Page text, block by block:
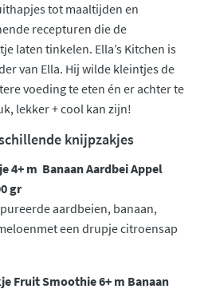
tot maaltijden en
recepturen die de
laten tinkelen. Ella’s Kitchen is
van Ella. Hij wilde kleintjes de
voeding te eten én er achter te
lekker + cool kan zijn!
knijpzakjes
4+ m Banaan Aardbei Appel
gr
aardbeien, banaan,
een drupje citroensap
Fruit Smoothie 6+ m Banaan